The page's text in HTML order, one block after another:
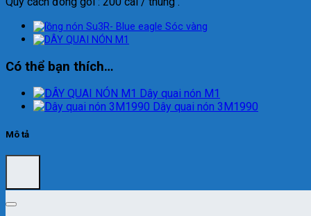
Có thể bạn thích…
Dây quai nón M1
Dây quai nón 3M1990
Mô tả